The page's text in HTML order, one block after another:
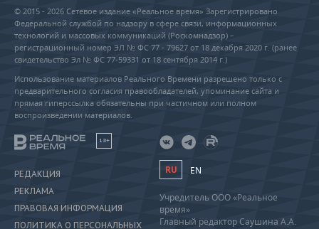
© 2015 - 2026 Сетевое издание «Реальное время» Зарегистрировано
Федеральной службой по надзору в сфере связи, информационных
технологий и массовых коммуникаций (Роскомнадзор) –
регистрационный номер ЭЛ № ФС 77 - 79627 от 18 декабря 2020 г. (ранее
свидетельство Эл № ФС 77-59331 от 18 сентября 2014 г.)
Использование материалов Реального Времени разрешено только с
предварительного согласия правообладателей, упоминание сайта и
прямая гиперссылка обязательны при частичном или полном
воспроизведении материалов.
18+
РЕДАКЦИЯ
РЕКЛАМА
ПРАВОВАЯ ИНФОРМАЦИЯ
ПОЛИТИКА О ПЕРСОНАЛЬНЫХ
RU EN
Учредитель ООО «Реальное
время»
Главный редактор Саушина А.А.